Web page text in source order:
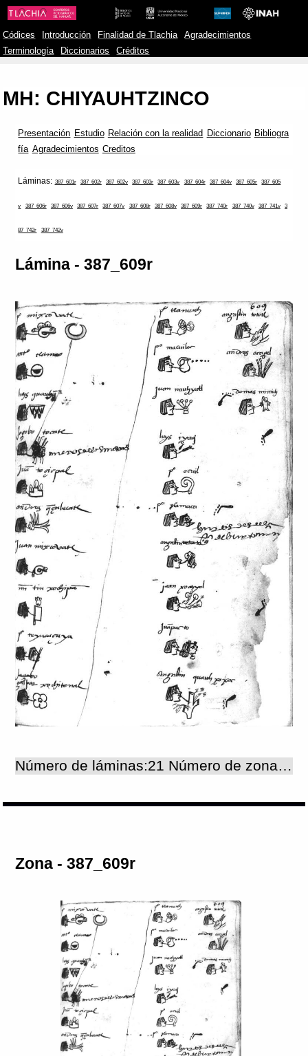
Códices Introducción Finalidad de Tlachia
Agradecimientos
Terminología
Diccionarios Créditos
MH: CHIYAUHTZINCO
Presentación Estudio Relación con la realidad Diccionario Bibliogra
fía Agradecimientos Creditos
Láminas: 387_601r 387_602r 387_602v 387_603r 387_603v 387_604r 387_604v 387_605r 387_605
v 387_606r 387_606v 387_607r 387_607v 387_608r 387_608v 387_609r 387_740r 387_740v 387_741v 3
87_742r 387_742v
Lámina - 387_609r
Número de láminas:21 Número de zonas:21
Zona - 387_609r